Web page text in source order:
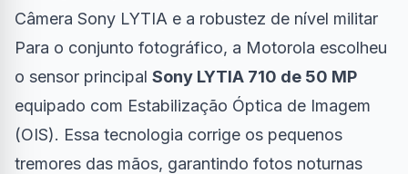
Câmera Sony LYTIA e a robustez de nível militar
Para o conjunto fotográfico, a Motorola escolheu
o sensor principal Sony LYTIA 710 de 50 MP
equipado com Estabilização Óptica de Imagem
(OIS). Essa tecnologia corrige os pequenos
tremores das mãos, garantindo fotos noturnas